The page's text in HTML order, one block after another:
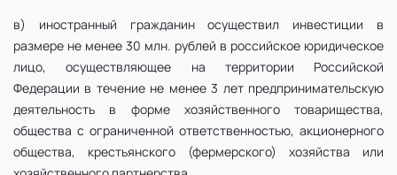
в) иностранный гражданин осуществил инвестиции в
размере не менее 30 млн. рублей в российское юридическое
лицо, осуществляющее на территории Российской
Федерации в течение не менее 3 лет предпринимательскую
деятельность в форме хозяйственного товарищества,
общества с ограниченной ответственностью, акционерного
общества, крестьянского (фермерского) хозяйства или